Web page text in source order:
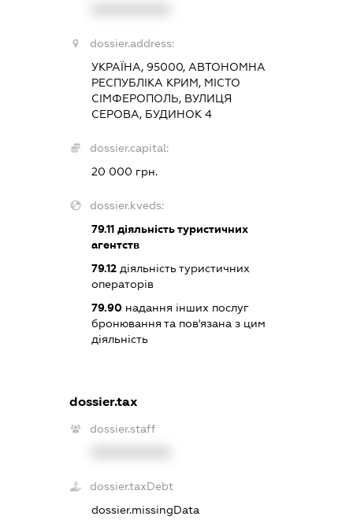
dossier.address:
УКРАЇНА, 95000, АВТОНОМНА
РЕСПУБЛІКА КРИМ, МІСТО
СІМФЕРОПОЛЬ, ВУЛИЦЯ
СЕРОВА, БУДИНОК 4
dossier.capital:
20 000 грн.
dossier.kveds:
79.11діяльність туристичних
агентств
79.12діяльність туристичних
операторів
79.90надання інших послуг
бронювання та пов'язана з цим
діяльність
dossier.tax
dossier.staff
dossier.taxDebt
dossier.missingData